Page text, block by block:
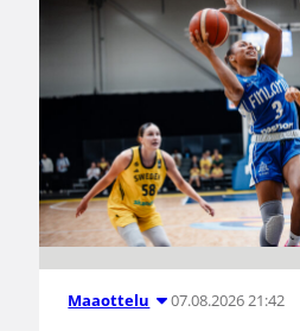
Maaottelu 07.08.2026 21:42